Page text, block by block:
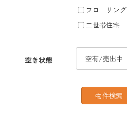
フローリング
二世帯住宅
空き状態